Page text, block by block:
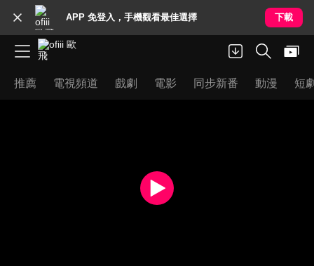
APP 免登入，手機觀看最佳選擇 下載
推薦 電視頻道 戲劇 電影 同步新番 動漫 短